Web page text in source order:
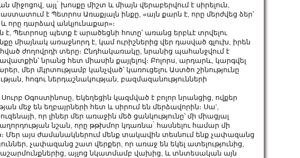
միջոցով, այլ ̀ խոսքը միշտ և միայն վերաբերվում է սիրելուն,
է Պետրոս Առաքյալն ինքը, «այն քարն է, որը մերժվեց ձեր՝
որը դարձավ անկյունաքար»։
է, Պետրոսը պետք է արածեցնի հոտը՝ առանց երբևէ տրվելու
միայնակ առաջնորդ է, կամ ուրիշներից վեր դասված գլուխ, իրեն
ժողովրդի տերը։ Ընդհակառակը, նրանից պահանջվում է
նրանց հետ միասին քայլելով։ Բոլորս, արդարև, կարգվել
մեր մկրտությամբ կանչված՝ կառուցելու Աստծո շինությունը
հոգու ներդաշնակության, բազմազանությունների
Օգոստինոսը, Եկեղեցին կազմված է բոլոր նրանցից, ովքեր
մեջ են եղբայրների հետ և սիրում են մերձավորին։ Սա’,
որ լիներ մեր առաջին մեծ ցանկությունը՝ մի միացյալ
նշան, որը թթխմոր կդառնա ̀ հասնելու համար մի
Մեր այս ժամանակներում մենք տակավին տեսնում ենք չափազանց
չափազանց շատ վերքեր, որ առաջ են եկել ատելությունից,
այլոց նկատմամբ վախից, և տնտեսական այն